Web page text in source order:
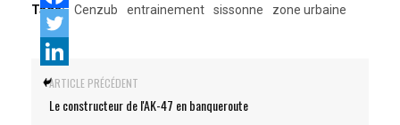
Tags: Cenzub entrainement sissonne zone urbaine
ARTICLE PRÉCÉDENT
Le constructeur de l'AK-47 en banqueroute